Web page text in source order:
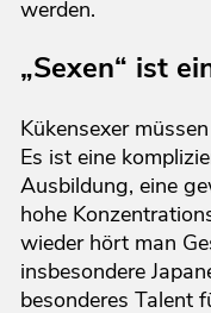
werden.
„Sexen“ ist
Kükensexer
Es ist eine
Ausbildung, eine
hohe
wieder hört man
insbesondere
besonderes Talent